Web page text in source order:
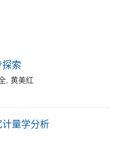
索
黄美红
量学分析